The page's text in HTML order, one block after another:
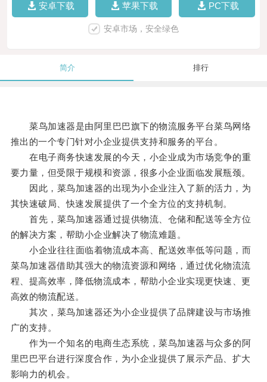
安卓下载 苹果下载 PC下载
安卓市场，安全绿色
简介 排行
菜鸟加速器是由阿里巴巴旗下的物流服务平台菜鸟网络
推出的一个专门针对小企业提供支持和服务的平台。
在电子商务快速发展的今天，小企业成为市场竞争的重
要力量，但受限于规模和资源，很多小企业面临发展瓶颈。
因此，菜鸟加速器的出现为小企业注入了新的活力，为
其快速破局、快速发展提供了一个全方位的支持机制。
首先，菜鸟加速器通过提供物流、仓储和配送等全方位
的解决方案，帮助小企业解决了物流难题。
小企业往往面临着物流成本高、配送效率低等问题，而
菜鸟加速器借助其强大的物流资源和网络，通过优化物流流
程、提高效率，降低物流成本，帮助小企业实现更快速、更
高效的物流配送。
其次，菜鸟加速器还为小企业提供了品牌建设与市场推
广的支持。
作为一个知名的电商生态系统，菜鸟加速器与众多的阿
里巴巴平台进行深度合作，为小企业提供了展示产品、扩大
影响力的机会。